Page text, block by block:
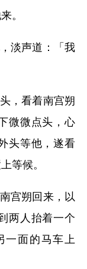
。
淡声道：「我
，看着南宫朔
微微点头，心
头等他，遂看
等候。
宫朔回来，以
两人抬着一个
一面的马车上